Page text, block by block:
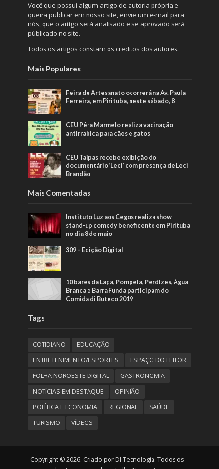
Você que possuí algum artigo de autoria própria e
queira publicar em nosso site, envie um e-mail para
nós, que o artigo será analisado e se aprovado será
públicado no site.
Todos os artigos constam os créditos dos autores.
Mais Populares
Feira de Artesanato ocorrerá na Av. Paula
Ferreira, em Pirituba, neste sábado, 8
CEU Pêra Marmelo realiza vacinação
antirrabica para cães e gatos
CEU Taipas recebe exibição do
documentário ‘Leci’ com presença de Leci
Brandão
Mais Comentadas
Instituto Luz aos Cegos realiza show
stand-up comedy beneficente em Pirituba
no dia 8 de maio
309 – Edição Digital
10 bares da Lapa, Pompeia, Perdizes, Água
Branca e Barra Funda participam do
Comida di Buteco 2019
Tags
COTIDIANO
EDUCAÇÃO
ENTRETENIMENTO/ESPORTES
ESPAÇO DO LEITOR
FOLHA NOROESTE DIGITAL
GASTRONOMIA
NOTÍCIAS EM DESTAQUE
OPINIÃO
POLÍTICA E ECONOMIA
REGIONAL
SAÚDE
TURISMO
VÍDEOS
Copyright © 2026. Criado por DI Tecnologia. Todos os